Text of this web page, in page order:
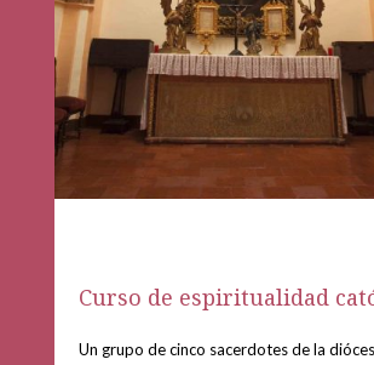
Curso de espiritualidad
Un grupo de cinco sacerdotes de la